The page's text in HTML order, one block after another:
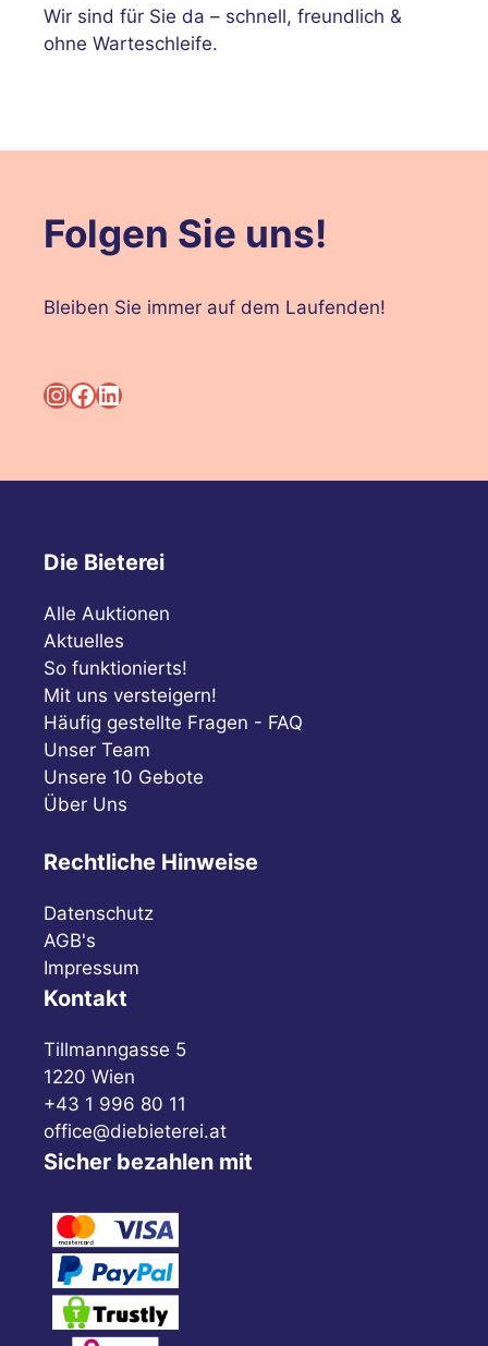
Wir sind für Sie da – schnell, freundlich &
ohne Warteschleife.
Folgen Sie uns!
Bleiben Sie immer auf dem Laufenden!
Instagram
Facebook
LinkedIn
Die Bieterei
Alle Auktionen
Aktuelles
So funktionierts!
Mit uns versteigern!
Häufig gestellte Fragen - FAQ
Unser Team
Unsere 10 Gebote
Über Uns
Rechtliche Hinweise
Datenschutz
AGB's
Impressum
Kontakt
Tillmanngasse 5
1220 Wien
+43 1 996 80 11
office@diebieterei.at
Sicher bezahlen mit